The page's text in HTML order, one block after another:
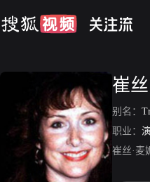
崔丝
别名：
职业：
崔丝·麦